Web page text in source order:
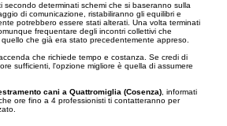
secondo determinati schemi che si baseranno sulla
di comunicazione, ristabiliranno gli equilibri e
potrebbero essere stati alterati. Una volta terminati
frequentare degli incontri collettivi che
che già era stato precedentemente appreso.
che richiede tempo e costanza. Se credi di
sufficienti, l'opzione migliore è quella di assumere
cani a Quattromiglia (Cosenza) , informati
ore fino a 4 professionisti ti contatteranno per